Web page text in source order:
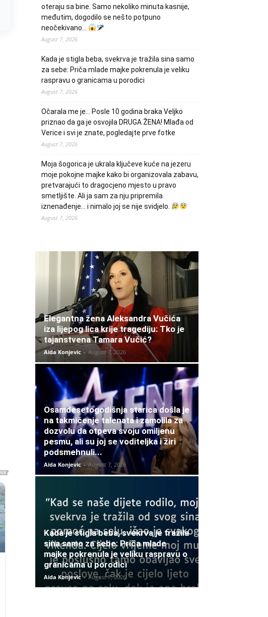
oteraju sa bine. Samo nekoliko minuta kasnije,
međutim, dogodilo se nešto potpuno
neočekivano…
August 7, 2026
Kada je stigla beba, svekrva je tražila sina samo
za sebe: Priča mlade majke pokrenula je veliku
raspravu o granicama u porodici
August 7, 2026
Očarala me je… Posle 10 godina braka Veljko
priznao da ga je osvojila DRUGA ŽENA! Mlađa od
Verice i svi je znate, pogledajte prve fotke
August 7, 2026
Moja šogorica je ukrala ključeve kuće na jezeru
moje pokojne majke kako bi organizovala zabavu,
pretvarajući to dragocjeno mjesto u pravo
smetljište. Ali ja sam za nju pripremila
iznenađenje… i nimalo joj se nije svidjelo.
August 7, 2026
Elegantna žena Aleksandra Vučića
iza lijepog lica krije tragediju: Tko je
tajanstvena Tamara Vučić?
Aida Konjevic - August 7, 2026
Osamdesetogodišnja starica došla je
na takmičenje talenata i zamolila za
dozvolu da otpeva svoju omiljenu
pesmu, ali su joj se voditeljka i žiri
podsmehnuli...
Aida Konjevic - August 7, 2026
Kada je stigla beba, svekrva je tražila
sina samo za sebe: Priča mlade
majke pokrenula je veliku raspravu o
granicama u porodici
Aida Konjevic - August 7, 2026